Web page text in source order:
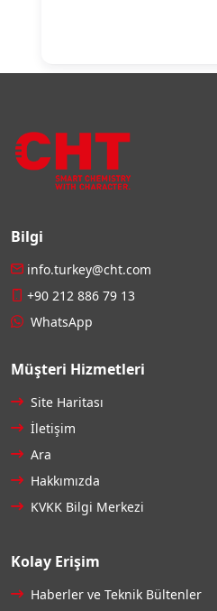
Bilgi
info.turkey@cht.com
+90 212 886 79 13
WhatsApp
Müşteri Hizmetleri
Site Haritası
İletişim
Ara
Hakkımızda
KVKK Bilgi Merkezi
Kolay Erişim
Haberler ve Teknik Bültenler